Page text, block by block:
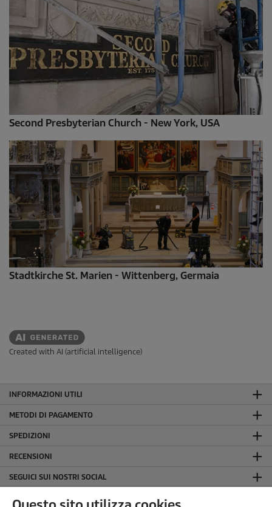
Second Presbyterian Church - New York, USA
Stadtkirche St. Marien - Wittenberg, Germaia
Created with AI (artificial intelligence)
INFORMAZIONI UTILI
METODI DI PAGAMENTO
SPEDIZIONI
RECENSIONI
SEGUICI SUI NOSTRI SOCIAL
LA NOSTRA AZIENDA